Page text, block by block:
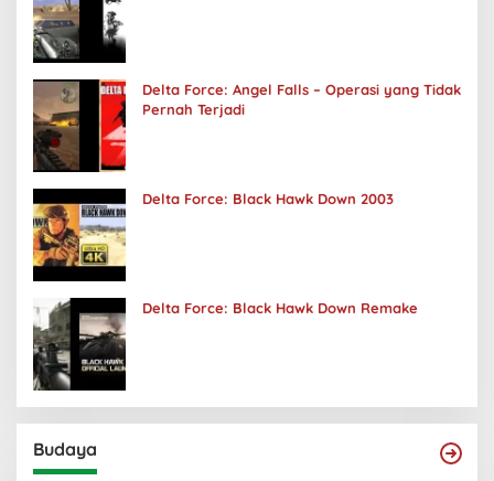
Delta Force: Angel Falls – Operasi yang Tidak
Pernah Terjadi
Delta Force: Black Hawk Down 2003
Delta Force: Black Hawk Down Remake
Budaya